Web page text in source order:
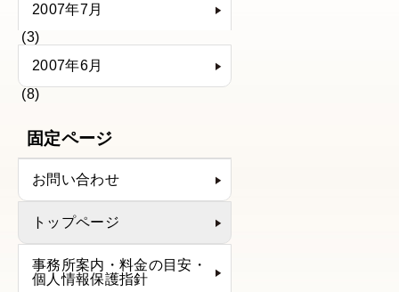
2007年7月
(3)
2007年6月
(8)
固定ページ
お問い合わせ
トップページ
事務所案内・料金の目安・
個人情報保護指針